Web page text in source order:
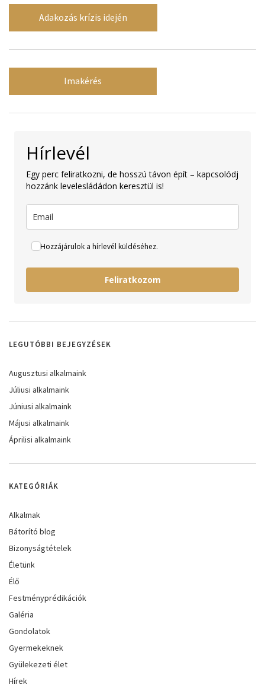
Adakozás krízis idején
Imakérés
Hírlevél
Egy perc feliratkozni, de hosszú távon épít – kapcsolódj
hozzánk levelesládádon keresztül is!
Hozzájárulok a hírlevél küldéséhez.
Feliratkozom
LEGUTÓBBI BEJEGYZÉSEK
Augusztusi alkalmaink
Júliusi alkalmaink
Júniusi alkalmaink
Májusi alkalmaink
Áprilisi alkalmaink
KATEGÓRIÁK
Alkalmak
Bátorító blog
Bizonyságtételek
Életünk
Élő
Festményprédikációk
Galéria
Gondolatok
Gyermekeknek
Gyülekezeti élet
Hírek